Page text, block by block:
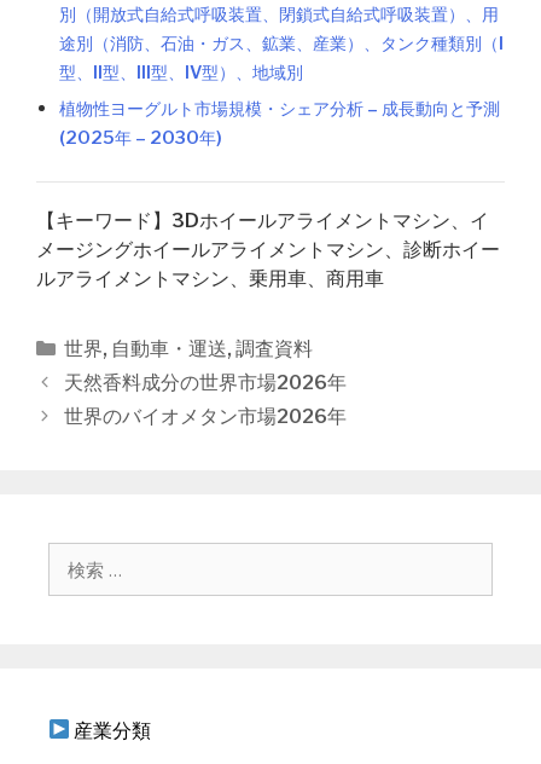
別（開放式自給式呼吸装置、閉鎖式自給式呼吸装置）、用
途別（消防、石油・ガス、鉱業、産業）、タンク種類別（I
型、II型、III型、IV型）、地域別
植物性ヨーグルト市場規模・シェア分析 – 成長動向と予測
(2025年 – 2030年)
【キーワード】3Dホイールアライメントマシン、イ
メージングホイールアライメントマシン、診断ホイー
ルアライメントマシン、乗用車、商用車
カ
テ
ゴ
世界, 自動車・運送, 調査資料
投
稿
天然香料成分の世界市場2026年
世界のバイオメタン市場2026年
産業分類